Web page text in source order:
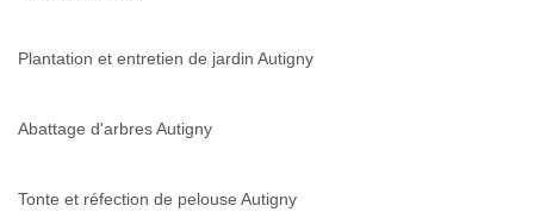
Plantation et entretien de jardin Autigny
Abattage d'arbres Autigny
Tonte et réfection de pelouse Autigny